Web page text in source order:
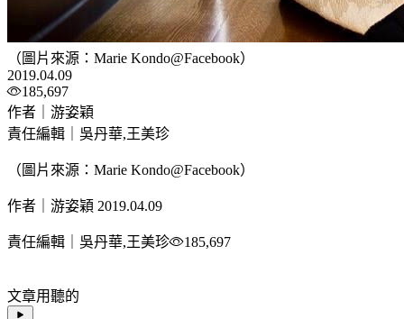
（圖片來源：Marie Kondo@Facebook）
2019.04.09
185,697
作者｜游姿穎
責任編輯｜吳丹華,王美珍
（圖片來源：Marie Kondo@Facebook）
作者｜游姿穎 2019.04.09
責任編輯｜吳丹華,王美珍 185,697
文章用聽的